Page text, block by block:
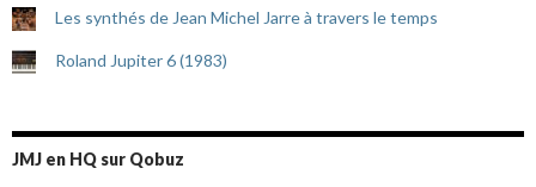
Les synthés de Jean Michel Jarre à travers le temps
Roland Jupiter 6 (1983)
JMJ en HQ sur Qobuz